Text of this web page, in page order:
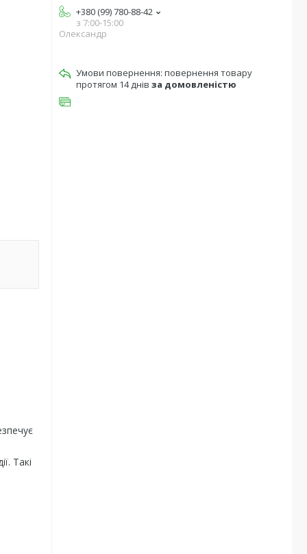
Такі
+380 (99) 780-88-42
з 7:00-15:00
Олександр
повернення товару
протягом 14 днів за домовленістю